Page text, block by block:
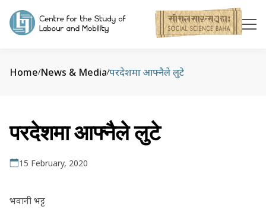
Home/News & Media/परदेशमा आफ्नैले लुटे
परदेशमा आफ्नैले लुटे
15 February, 2020
भवानी भट्ट